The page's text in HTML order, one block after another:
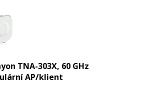
TNA-303X, 60 GHz
AP/klient